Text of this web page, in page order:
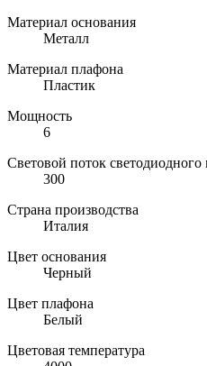
Материал основания
Металл
Материал плафона
Пластик
Мощность
6
Световой поток
300
Страна производства
Италия
Цвет основания
Черный
Цвет плафона
Белый
Цветовая температура